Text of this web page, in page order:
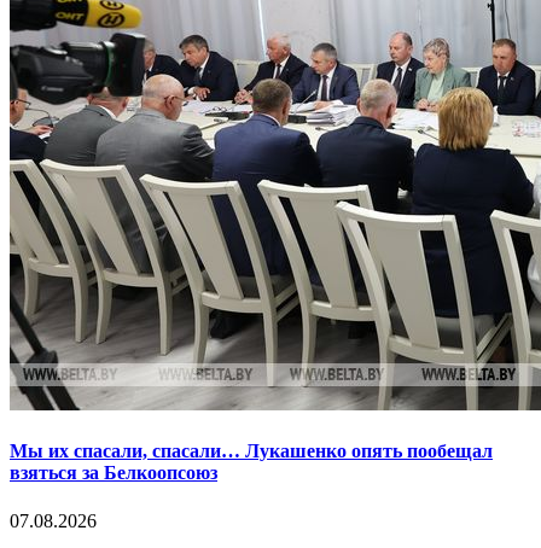
Мы их спасали, спасали… Лукашенко опять пообещал
взяться за Белкоопсоюз
07.08.2026